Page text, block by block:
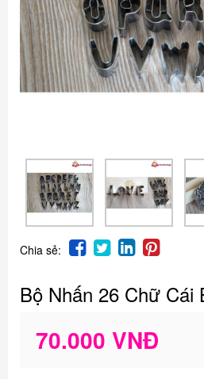
Chia sẻ:
Bộ Nhấn 26 Chữ Cái
70.000 VNĐ